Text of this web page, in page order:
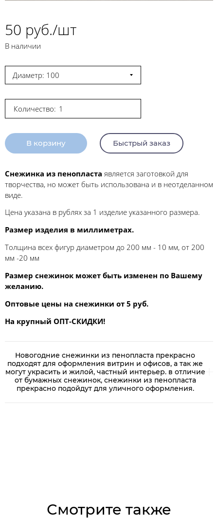
50 руб./шт
В наличии
Диаметр: 100
Количество:
В корзину Быстрый заказ
Снежинка из пенопласта является заготовкой для
творчества, но может быть использована и в неотделанном
виде.
Цена указана в рублях за 1 изделие указанного размера.
Размер изделия в миллиметрах.
Толщина всех фигур диаметром до 200 мм - 10 мм, от 200
мм -20 мм
Размер снежинок может быть изменен по Вашему
желанию.
Оптовые цены на снежинки от 5 руб.
На крупный ОПТ-СКИДКИ!
Новогодние снежинки из пенопласта прекрасно
подходят для оформления витрин и офисов, а так же
могут украсить и жилой, частный интерьер. в отличие
от бумажных снежинок, снежинки из пенопласта
прекрасно подойдут для уличного оформления.
Смотрите также